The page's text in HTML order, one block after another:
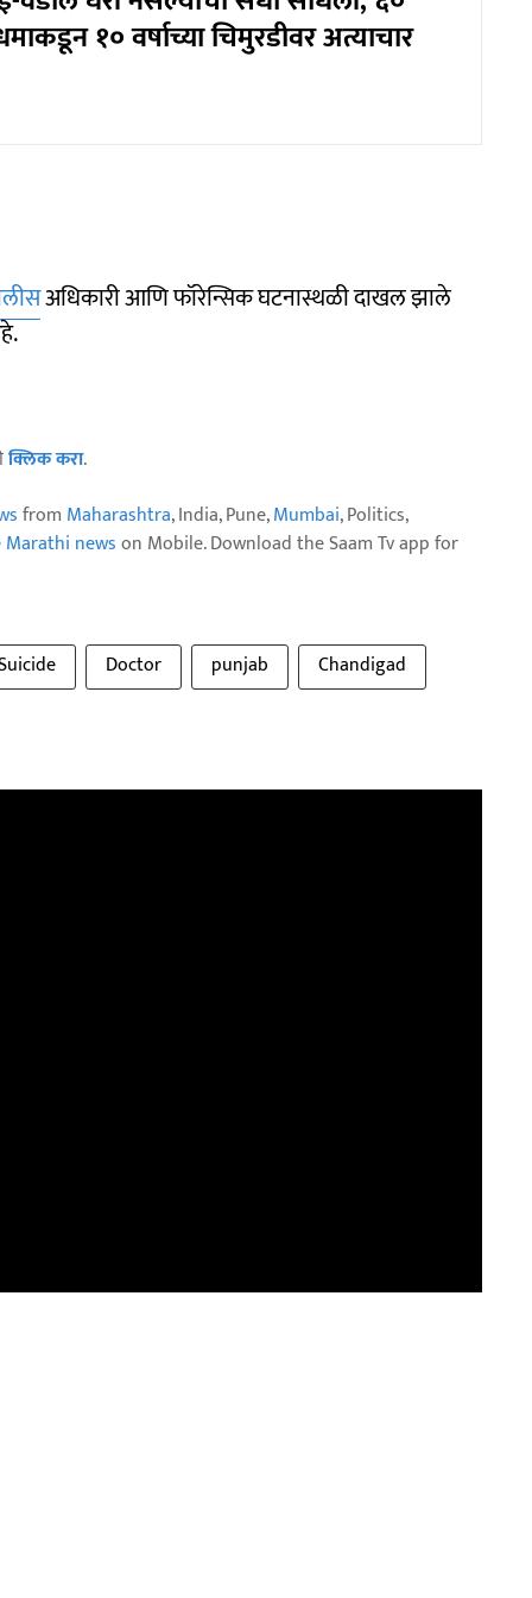
१० वर्षाच्या चिमुरडीवर अत्याचार
अधिकारी आणि फॉरेन्सिक घटनास्थळी दाखल झाले
क्लिक करा.
from Maharashtra, India, Pune,Mumbai, Politics,
Marathi newson Mobile. Download the Saam Tv app for
Doctor punjab Chandigad